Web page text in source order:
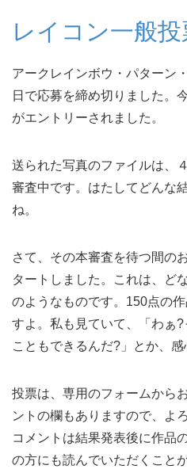
レイコン一般投
アークレインボウ・パターン
日で応募を締め切りました。
がエントリーされました。
送られた写真のファイルは、
審査中です。はたしてどんな
ね。
さて、その本審査を待つ間の
タートしました。これは、ど
のようなものです。150点の
すよ。私も見ていて、「わぁ
こともできるんだ?」とか、感
投票は、専用のフォームから
ントの欄もありますので、よ
コメントは結果発表後に作品
の方にも読んでいただくこと